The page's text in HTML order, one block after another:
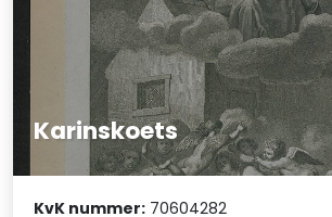
Karinskoets
KvK nummer: 70604282